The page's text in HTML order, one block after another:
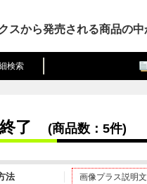
スから発売される商品の
検索
了 (商品数：5件)
法 画像プラス説明